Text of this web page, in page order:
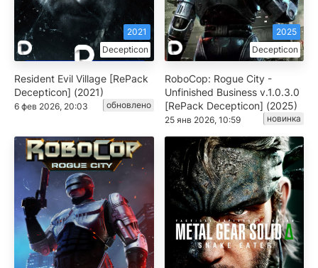
Decepticon
2021
Resident Evil Village [RePack
Decepticon] (2021)
6 фев 2026, 20:03 обновлено
Decepticon
2025
RoboCop: Rogue City -
Unfinished Business v.1.0.3.0
[RePack Decepticon] (2025)
25 янв 2026, 10:59 новинка